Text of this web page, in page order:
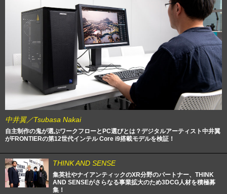
中井翼／Tsubasa Nakai
自主制作の鬼が選ぶワークフローとPC選びとは？デジタルアーティスト中井翼
がFRONTIERの第12世代インテル Core i9搭載モデルを検証！
THINK AND SENSE
集英社やナイアンティックのXR分野のパートナー、THINK
AND SENSEがさらなる事業拡大のため3DCG人材を積極募
集！